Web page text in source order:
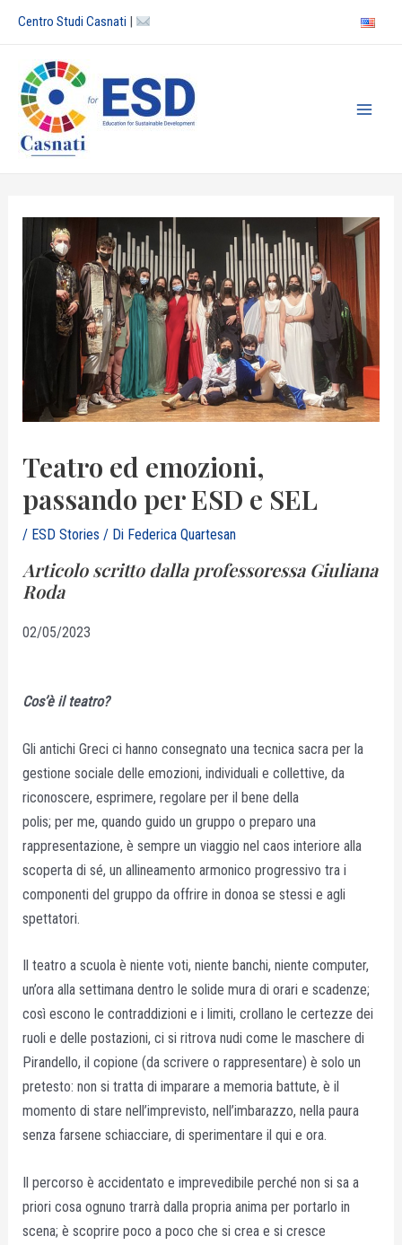
contenuto
Centro Studi Casnati |
Teatro ed emozioni,
passando per ESD e SEL
/ ESD Stories / Di Federica Quartesan
Articolo scritto dalla professoressa Giuliana
Roda
02/05/2023
Cos’è il teatro?
Gli antichi Greci ci hanno consegnato una tecnica sacra per la
gestione sociale delle emozioni, individuali e collettive, da
riconoscere, esprimere, regolare per il bene della
polis; per me, quando guido un gruppo o preparo una
rappresentazione, è sempre un viaggio nel caos interiore alla
scoperta di sé, un allineamento armonico progressivo tra i
componenti del gruppo da offrire in donoa se stessi e agli
spettatori.
Il teatro a scuola è niente voti, niente banchi, niente computer,
un’ora alla settimana dentro le solide mura di orari e scadenze;
così escono le contraddizioni e i limiti, crollano le certezze dei
ruoli e delle postazioni, ci si ritrova nudi come le maschere di
Pirandello, il copione (da scrivere o rappresentare) è solo un
pretesto: non si tratta di imparare a memoria battute, è il
momento di stare nell’imprevisto, nell’imbarazzo, nella paura
senza farsene schiacciare, di sperimentare il qui e ora.
Il percorso è accidentato e imprevedibile perché non si sa a
priori cosa ognuno trarrà dalla propria anima per portarlo in
scena; è scoprire poco a poco che si crea e si cresce